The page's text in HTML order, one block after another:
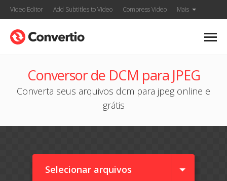
Video Editor Add Subtitles to Video Compress Video Mais
Conversor de DCM para JPEG
Converta seus arquivos dcm para jpeg online e
grátis
Selecionar arquivos